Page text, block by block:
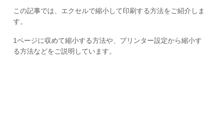
この記事では、エクセルで縮小して印刷する方法をご紹介しま
す。
1ページに収めて縮小する方法や、プリンター設定から縮小す
る方法などをご説明しています。